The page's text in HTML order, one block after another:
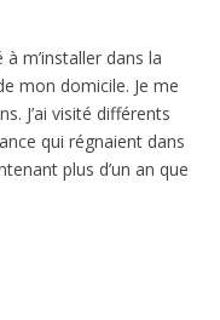
m’installer dans la
mon domicile. Je me
J’ai visité différents
qui régnaient dans
plus d’un an que